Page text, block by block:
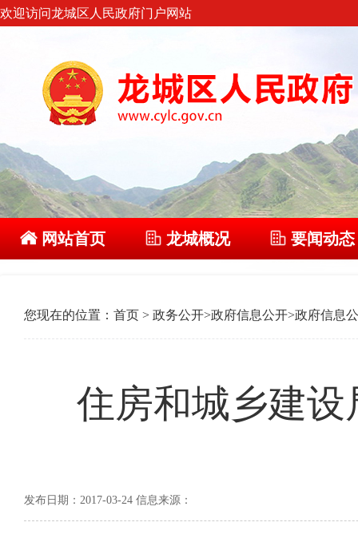
欢迎访问龙城区人民政府门户网站
网站首页 龙城概况 要闻动态
您现在的位置： 首页 > 政务公开>政府信息公开>政府信息
住房和城乡建设
发布日期：2017-03-24 信息来源：